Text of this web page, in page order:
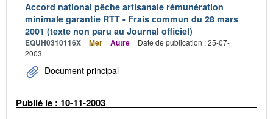
Accord national pêche artisanale rémunération
minimale garantie RTT - Frais commun du 28 mars
2001 (texte non paru au Journal officiel)
EQUH0310116X Mer Autre
Date de publication : 25-07-
2003
Document principal
Publié le : 10-11-2003